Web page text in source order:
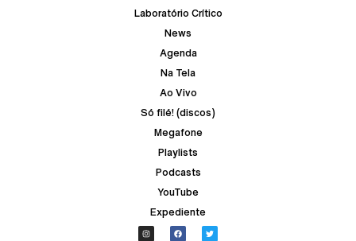
Laboratório Crítico
News
Agenda
Na Tela
Ao Vivo
Só filé! (discos)
Megafone
Playlists
Podcasts
YouTube
Expediente